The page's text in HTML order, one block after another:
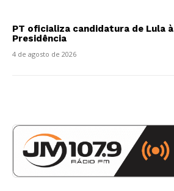
PT oficializa candidatura de Lula à
Presidência
4 de agosto de 2026